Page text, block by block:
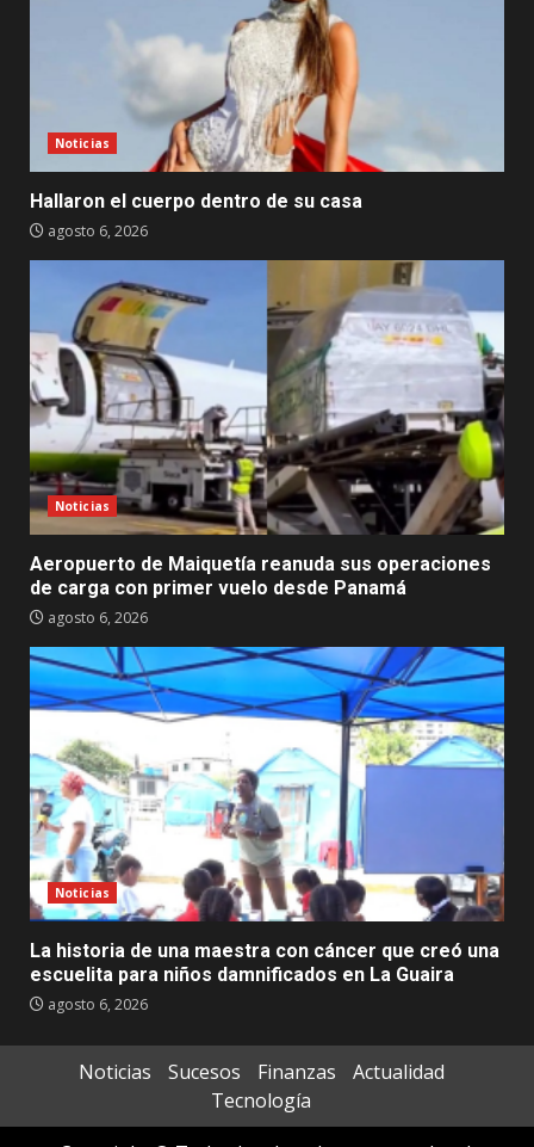
Noticias
Hallaron el cuerpo dentro de su casa
agosto 6, 2026
Noticias
Aeropuerto de Maiquetía reanuda sus operaciones
de carga con primer vuelo desde Panamá
agosto 6, 2026
Noticias
La historia de una maestra con cáncer que creó una
escuelita para niños damnificados en La Guaira
agosto 6, 2026
Noticias Sucesos Finanzas
Actualidad
Tecnología